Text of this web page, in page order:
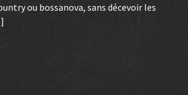
ou bossanova, sans décevoir les